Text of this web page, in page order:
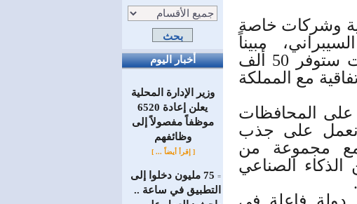
أخبار اليوم
وزير الإدارة المحلية
يعلن إعادة 6520
موظفاً مفصولاً إلى
‏وظائفهم
[ إقرأ أيضاً ... ]
=
75 مليون دخلوا إلى
التطبيق في ساعة ..
وشركات خاصة
مبيناً
المنتدى السوري السعودي سيسفر عن اتفاقات ستوفر 50 ألف
عمل مباشرة. سيتم خلال المنتدى توقيع 44 اتفاقية مع المملكة
على المحافظات
على جذب
مع مجموعة من
الصناعي